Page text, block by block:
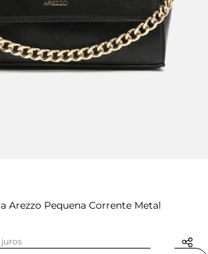
Arezzo Pequena Corrente Metal
juros